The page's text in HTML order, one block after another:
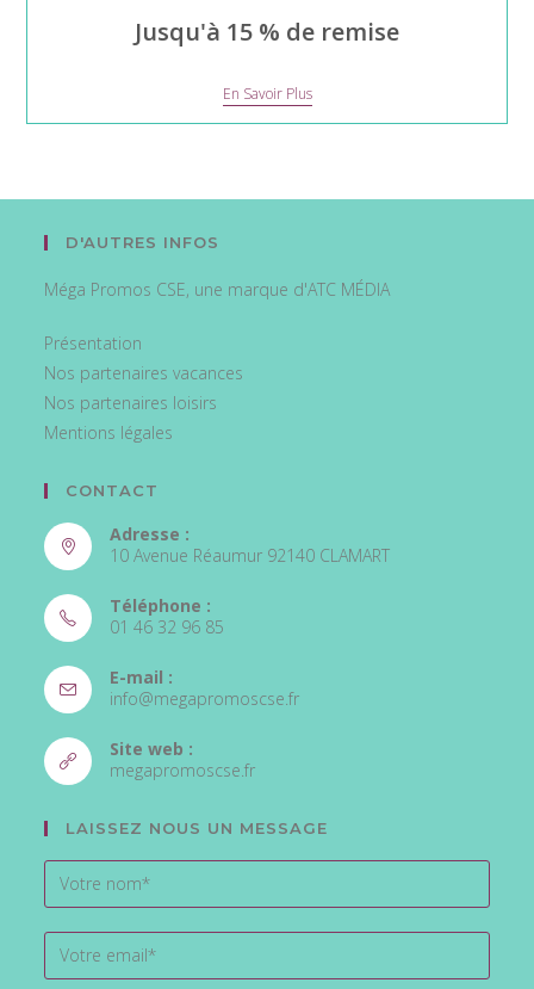
Jusqu'à 15 % de remise
En Savoir PlusMister
Camp
D'AUTRES INFOS
Méga Promos CSE, une marque d'ATC MÉDIA
Présentation
Nos partenaires vacances
Nos partenaires loisirs
Mentions légales
CONTACT
Adresse :
10 Avenue Réaumur 92140 CLAMART
Téléphone :
01 46 32 96 85
dans
votre
application
E-mail :
info@megapromoscse.frS’ouvre
Site web :
megapromoscse.frS’ouvre
nouvel
LAISSEZ NOUS UN MESSAGE